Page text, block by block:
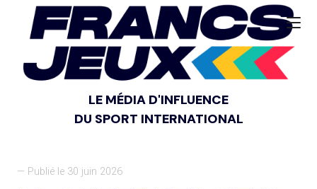
LE MÉDIA D'INFLUENCE
DU SPORT INTERNATIONAL
— Publié le 30 juin 2026